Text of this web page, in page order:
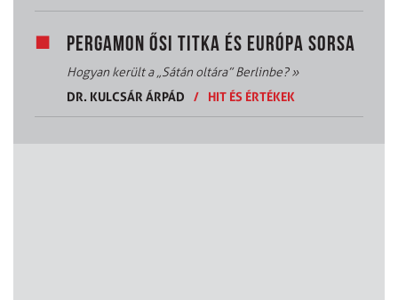
PERGAMON ŐSI TITKA ÉS EURÓPA SORSA
Hogyan került a „Sátán oltára” Berlinbe?»
DR. KULCSÁR ÁRPÁD
/ HIT ÉS ÉRTÉKEK